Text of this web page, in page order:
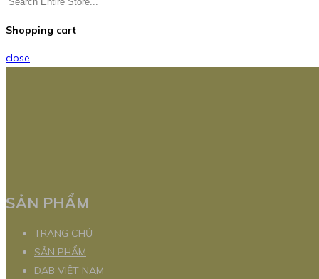
Shopping cart
close
SẢN PHẨM
TRANG CHỦ
SẢN PHẨM
DAB VIỆT NAM